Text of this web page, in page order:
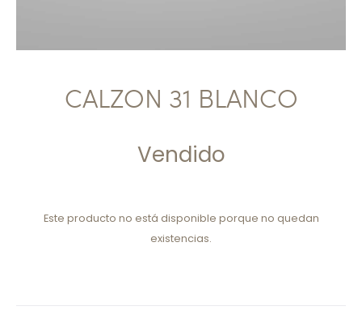
CALZON 31 BLANCO
Vendido
Este producto no está disponible porque no quedan
existencias.